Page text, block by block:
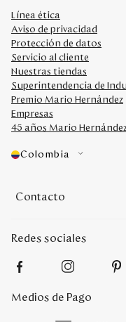
Línea ética
Aviso de privacidad
Protección de datos
Servicio al cliente
Nuestras tiendas
Superintendencia de
Premio Mario Hernández
Empresas
45 años Mario
Colombia
Contacto
Redes sociales
Medios de Pago